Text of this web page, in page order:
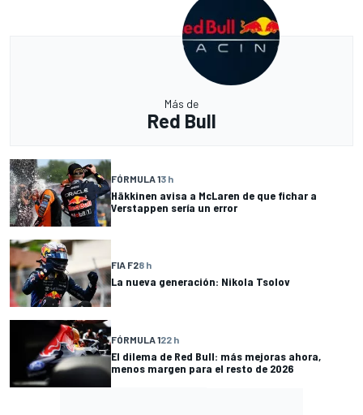
Más de
Red Bull
FÓRMULA 13 h
Häkkinen avisa a McLaren de que fichar a
Verstappen sería un error
FIA F28 h
La nueva generación: Nikola Tsolov
FÓRMULA 122 h
El dilema de Red Bull: más mejoras ahora,
menos margen para el resto de 2026